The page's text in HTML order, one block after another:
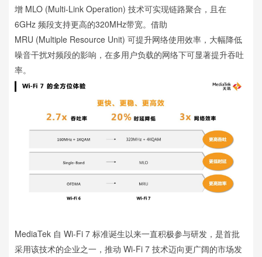
增 MLO (Multi-Link Operation) 技术可实现链路聚合，且在
6GHz 频段支持更高的320MHz带宽。借助
MRU (Multiple Resource Unit) 可提升网络使用效率，大幅降低
噪音干扰对频段的影响，在多用户负载的网络下可显著提升吞吐
率。
MediaTek 自 Wi-Fi 7 标准诞生以来一直积极参与研发，是首批
采用该技术的企业之一，推动 Wi-Fi 7 技术迈向更广阔的市场发